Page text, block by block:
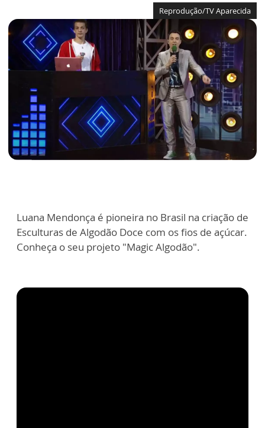
Reprodução/TV Aparecida
Luana Mendonça é pioneira no Brasil na criação de
Esculturas de Algodão Doce com os fios de açúcar.
Conheça o seu projeto "Magic Algodão".